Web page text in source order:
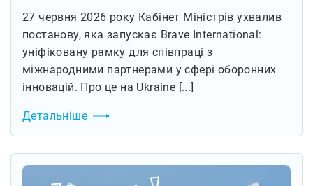
27 червня 2026 року Кабінет Міністрів ухвалив
постанову, яка запускає Brave International:
уніфіковану рамку для співпраці з
міжнародними партнерами у сфері оборонних
інновацій. Про це на Ukraine [...]
Детальніше